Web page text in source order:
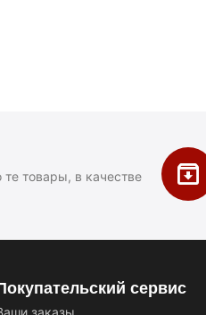
товары, в качестве
сервис
заказы